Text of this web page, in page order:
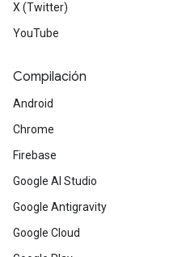
X (Twitter)
YouTube
Compilación
Android
Chrome
Firebase
Google AI Studio
Google Antigravity
Google Cloud